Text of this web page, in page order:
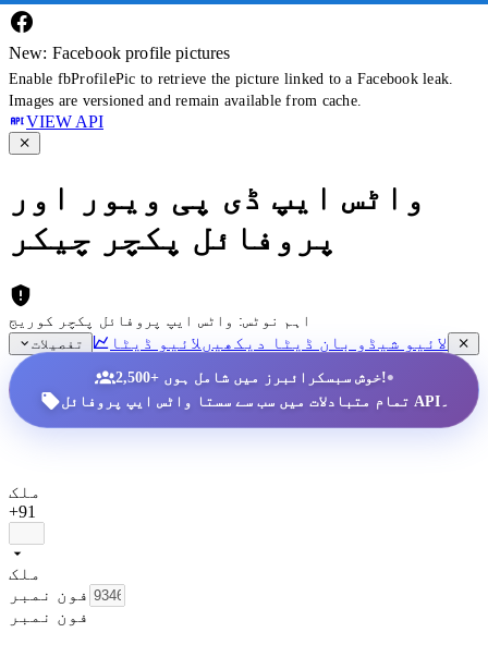
New: Facebook profile pictures
Enable fbProfilePic to retrieve the picture linked to a Facebook leak.
Images are versioned and remain available from cache.
VIEW API
واٹس ایپ ڈی پی ویور اور
پروفائل پکچر چیکر
اہم نوٹس: واٹس ایپ پروفائل پکچر کوریج
تفصیلات
لائیو شیڈو بان ڈیٹا دیکھیں لائیو ڈیٹا
2,500+ خوش سبسکرائبرز میں شامل ہوں!•
تمام متبادلات میں سب سے سستا واٹس ایپ پروفائل API۔
ملک
+91
ملک
فون نمبر
فون نمبر